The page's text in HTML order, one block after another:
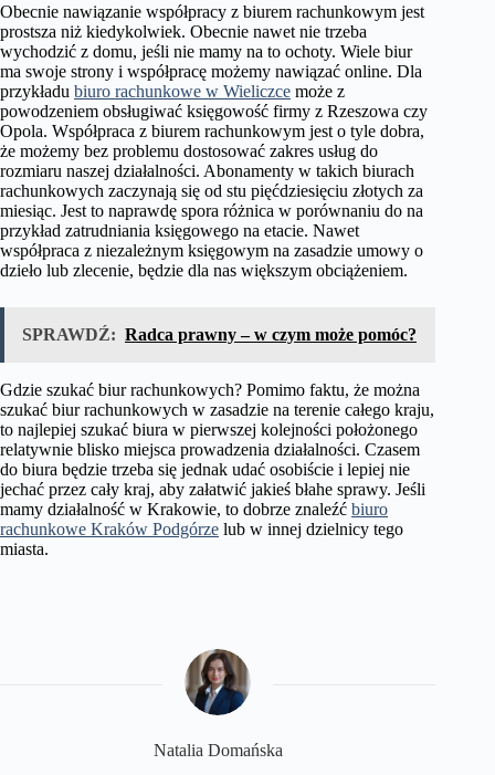
Obecnie nawiązanie współpracy z biurem rachunkowym jest
prostsza niż kiedykolwiek. Obecnie nawet nie trzeba
wychodzić z domu, jeśli nie mamy na to ochoty. Wiele biur
ma swoje strony i współpracę możemy nawiązać online. Dla
przykładu biuro rachunkowe w Wieliczce może z
powodzeniem obsługiwać księgowość firmy z Rzeszowa czy
Opola. Współpraca z biurem rachunkowym jest o tyle dobra,
że możemy bez problemu dostosować zakres usług do
rozmiaru naszej działalności. Abonamenty w takich biurach
rachunkowych zaczynają się od stu pięćdziesięciu złotych za
miesiąc. Jest to naprawdę spora różnica w porównaniu do na
przykład zatrudniania księgowego na etacie. Nawet
współpraca z niezależnym księgowym na zasadzie umowy o
dzieło lub zlecenie, będzie dla nas większym obciążeniem.
SPRAWDŹ: Radca prawny – w czym może pomóc?
Gdzie szukać biur rachunkowych? Pomimo faktu, że można
szukać biur rachunkowych w zasadzie na terenie całego kraju,
to najlepiej szukać biura w pierwszej kolejności położonego
relatywnie blisko miejsca prowadzenia działalności. Czasem
do biura będzie trzeba się jednak udać osobiście i lepiej nie
jechać przez cały kraj, aby załatwić jakieś błahe sprawy. Jeśli
mamy działalność w Krakowie, to dobrze znaleźć biuro
rachunkowe Kraków Podgórze lub w innej dzielnicy tego
miasta.
​Natalia Domańska